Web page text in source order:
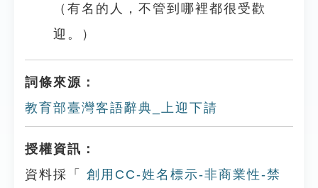
（有名的人，不管到哪裡都很受歡
迎。）
詞條來源：
教育部臺灣客語辭典_上迎下請
授權資訊：
資料採「
創用CC-姓名標示-非商業性-禁